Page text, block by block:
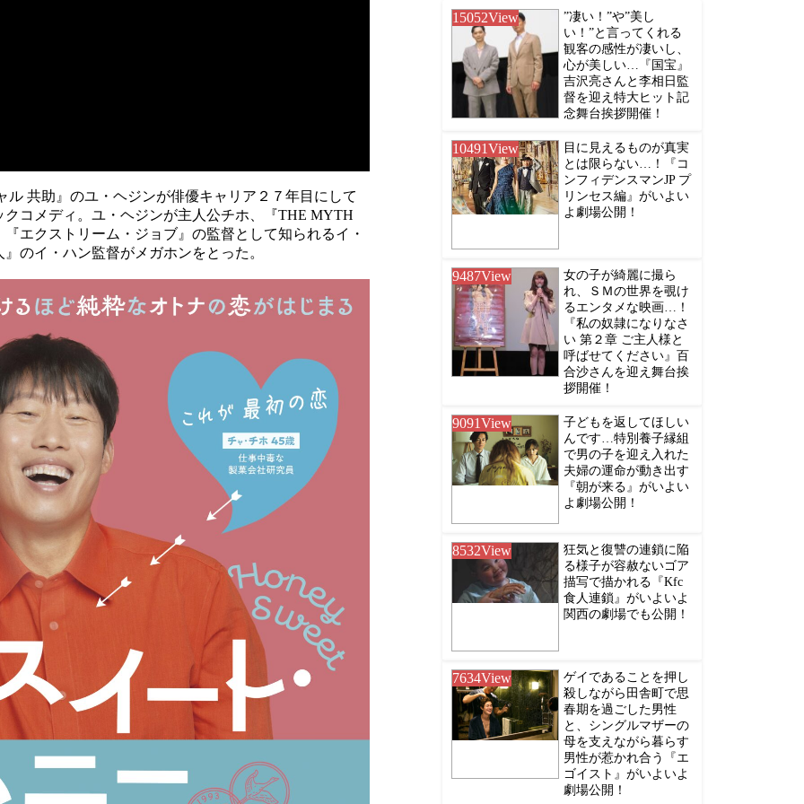
共助』のユ・ヘジンが俳優キャリア２７年目にして
コメディ。ユ・ヘジンが主人公チホ、『THE MYTH
エクストリーム・ジョブ』の監督として知られるイ・
のイ・ハン監督がメガホンをとった。
15052View
”凄い！”や”美し
い！”と言ってくれる
観客の感性が凄いし、
心が美しい…『国宝』
吉沢亮さんと李相日監
督を迎え特大ヒット記
念舞台挨拶開催！
10491View
目に見えるものが真実
とは限らない…！『コ
ンフィデンスマンJP プ
リンセス編』がいよい
よ劇場公開！
9487View
女の子が綺麗に撮ら
れ、ＳＭの世界を覗け
るエンタメな映画…！
『私の奴隷になりなさ
い 第２章 ご主人様と
呼ばせてください』百
合沙さんを迎え舞台挨
拶開催！
9091View
子どもを返してほしい
んです…特別養子縁組
で男の子を迎え入れた
夫婦の運命が動き出す
『朝が来る』がいよい
よ劇場公開！
8532View
狂気と復讐の連鎖に陥
る様子が容赦ないゴア
描写で描かれる『Kfc
食人連鎖』がいよいよ
関西の劇場でも公開！
7634View
ゲイであることを押し
殺しながら田舎町で思
春期を過ごした男性
と、シングルマザーの
母を支えながら暮らす
男性が惹かれ合う『エ
ゴイスト』がいよいよ
劇場公開！